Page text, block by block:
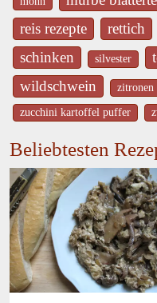
reis rezepte rettich
schinken silvester
wildschwein
zitronen
zucchini kartoffel puffer
Beliebtesten